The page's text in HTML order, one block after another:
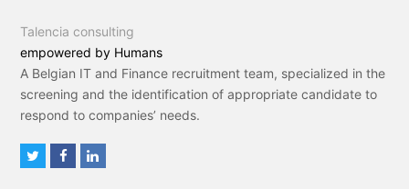
Talencia consulting
empowered by Humans
A Belgian IT and Finance recruitment team, specialized in the
screening and the identification of appropriate candidate to
respond to companies’ needs.
F